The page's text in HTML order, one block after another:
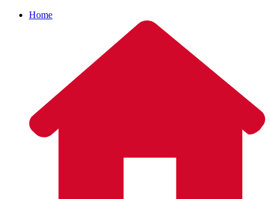
Home